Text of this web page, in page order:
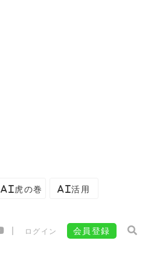
AI虎の巻 AI活用
ログイン 会員登録